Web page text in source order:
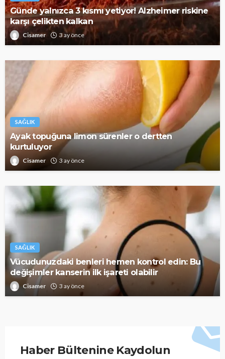
Günde yalnızca 3 kısmı yetiyor! Alzheimer riskine
karşı çelikten kalkan
Cisamer 3 ay önce
SAĞLIK
Ayak topuğuna limon sürenler o dertten
kurtuluyor
Cisamer 3 ay önce
SAĞLIK
Vücudunuzdaki benleri hemen kontrol edin: Bu
değişimler kanserin ilk işareti olabilir
Cisamer 3 ay önce
Haber Bültenine Kaydolun